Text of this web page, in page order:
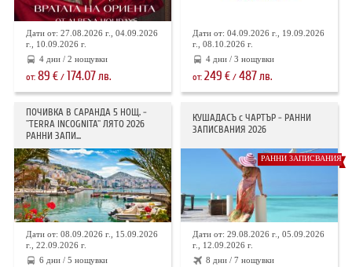
Дати от: 27.08.2026 г., 04.09.2026
г., 10.09.2026 г.
4 дни / 2 нощувки
от: 89 €/ 174.07лв.
Дати от: 04.09.2026 г., 19.09.2026
г., 08.10.2026 г.
4 дни / 3 нощувки
от:249 € /487лв.
ПОЧИВКА В САРАНДА 5 НОЩ. -
"TERRA INCOGNITA" ЛЯТО 2026
РАННИ ЗАПИ...
Дати от: 08.09.2026 г., 15.09.2026
г., 22.09.2026 г.
6 дни / 5 нощувки
КУШАДАСЪ с ЧАРТЪР - РАННИ
ЗАПИСВАНИЯ 2026
РАННИ ЗАПИСВАНИЯ
Дати от: 29.08.2026 г., 05.09.2026
г., 12.09.2026 г.
8 дни / 7 нощувки